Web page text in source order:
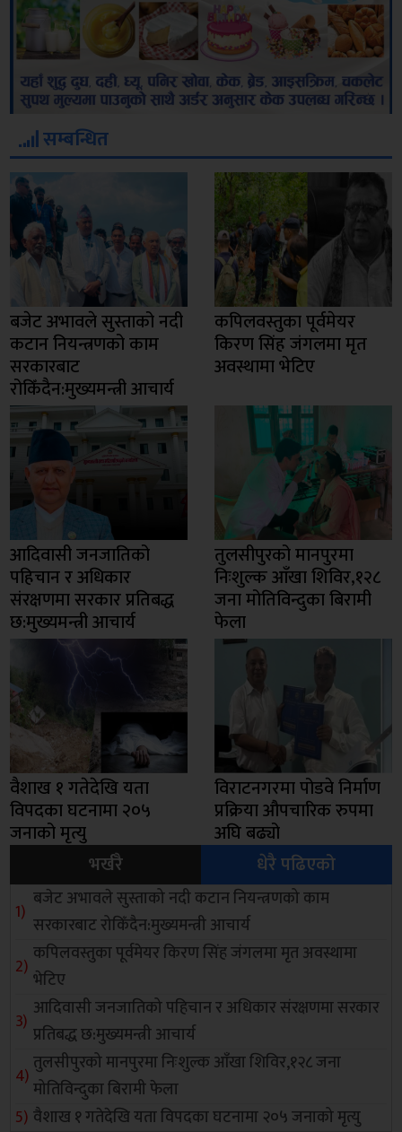
सम्बन्धित
बजेट अभावले सुस्ताको नदी
कटान नियन्त्रणको काम
सरकारबाट
रोकिँदैन:मुख्यमन्त्री आचार्य
कपिलवस्तुका पूर्वमेयर
किरण सिंह जंगलमा मृत
अवस्थामा भेटिए
आदिवासी जनजातिको
पहिचान र अधिकार
संरक्षणमा सरकार प्रतिबद्ध
छ:मुख्यमन्त्री आचार्य
तुलसीपुरको मानपुरमा
निःशुल्क आँखा शिविर,१२८
जना मोतिविन्दुका बिरामी
फेला
वैशाख १ गतेदेखि यता
विपदका घटनामा २०५
जनाको मृत्यु
विराटनगरमा पोडवे निर्माण
प्रक्रिया औपचारिक रुपमा
अघि बढ्यो
भर्खरै
धेरै पढिएको
बजेट अभावले सुस्ताको नदी कटान नियन्त्रणको काम
सरकारबाट रोकिँदैन:मुख्यमन्त्री आचार्य
कपिलवस्तुका पूर्वमेयर किरण सिंह जंगलमा मृत अवस्थामा
भेटिए
आदिवासी जनजातिको पहिचान र अधिकार संरक्षणमा सरकार
प्रतिबद्ध छ:मुख्यमन्त्री आचार्य
तुलसीपुरको मानपुरमा निःशुल्क आँखा शिविर,१२८ जना
मोतिविन्दुका बिरामी फेला
वैशाख १ गतेदेखि यता विपदका घटनामा २०५ जनाको मृत्यु